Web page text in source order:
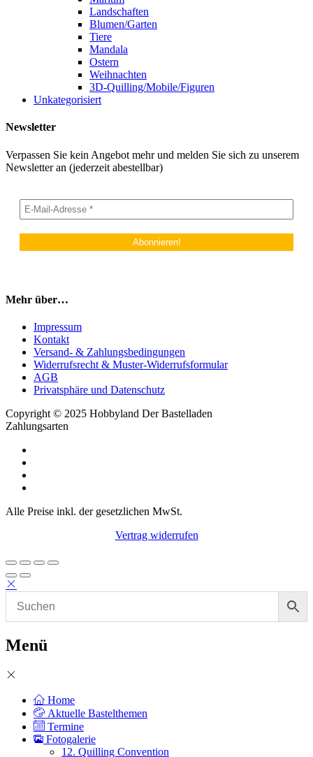
Landschaften
Blumen/Garten
Tiere
Mandala
Ostern
Weihnachten
3D-Quilling/Mobile/Figuren
Unkategorisiert
Newsletter
Verpassen Sie kein Angebot mehr und melden Sie sich zu unserem
Newsletter an (jederzeit abestellbar)
Mehr über…
Impressum
Kontakt
Versand- & Zahlungsbedingungen
Widerrufsrecht & Muster-Widerrufsformular
AGB
Privatsphäre und Datenschutz
Copyright © 2025 Hobbyland Der Bastelladen
Zahlungsarten
Alle Preise inkl. der gesetzlichen MwSt.
Vertrag widerrufen
Menü
Home
Aktuelle Bastelthemen
Termine
Fotogalerie
12. Quilling Convention